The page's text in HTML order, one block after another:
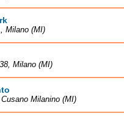
Milano (MI)
Milano (MI)
Milanino (MI)